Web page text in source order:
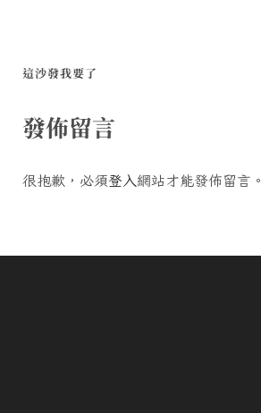
這沙發我要了
發佈留言
很抱歉，必須登入 網站才能發佈留言。